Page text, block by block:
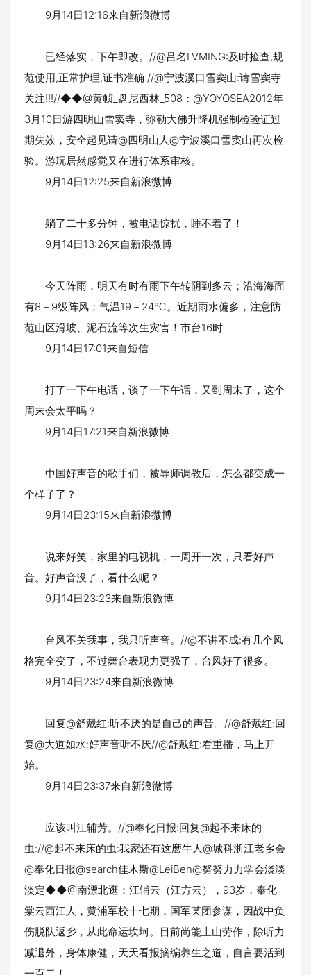
9月14日12:16来自新浪微博
已经落实，下午即改。//@吕名LVMING:及时捡查,规
范使用,正常护理,证书准确.//@宁波溪口雪窦山:请雪窦寺
关注!!!//◆◆@黄帧_盘尼西林_508：@YOYOSEA2012年
3月10日游四明山雪窦寺，弥勒大佛升降机强制检验证过
期失效，安全起见请@四明山人@宁波溪口雪窦山再次检
验。游玩居然感觉又在进行体系审核。
9月14日12:25来自新浪微博
躺了二十多分钟，被电话惊扰，睡不着了！
9月14日13:26来自新浪微博
今天阵雨，明天有时有雨下午转阴到多云；沿海海面
有8－9级阵风；气温19－24℃。近期雨水偏多，注意防
范山区滑坡、泥石流等次生灾害！市台16时
9月14日17:01来自短信
打了一下午电话，谈了一下午话，又到周末了，这个
周末会太平吗？
9月14日17:21来自新浪微博
中国好声音的歌手们，被导师调教后，怎么都变成一
个样子了？
9月14日23:15来自新浪微博
说来好笑，家里的电视机，一周开一次，只看好声
音。好声音没了，看什么呢？
9月14日23:23来自新浪微博
台风不关我事，我只听声音。//@不讲不成:有几个风
格完全变了，不过舞台表现力更强了，台风好了很多。
9月14日23:24来自新浪微博
回复@舒戴红:听不厌的是自己的声音。//@舒戴红:回
复@大道如水:好声音听不厌//@舒戴红:看重播，马上开
始。
9月14日23:37来自新浪微博
应该叫江辅芳。//@奉化日报:回复@起不来床的
虫://@起不来床的虫:我家还有这麽牛人@城科浙江老乡会
@奉化日报@search佳木斯@LeiBen@努努力力学会淡淡
淡定◆◆@南漂北逛：江辅云（江方云），93岁，奉化
棠云西江人，黄浦军校十七期，国军某团参谋，因战中负
伤脱队返乡，从此命运坎坷。目前尚能上山劳作，除听力
减退外，身体康健，天天看报摘编养生之道，自言要活到